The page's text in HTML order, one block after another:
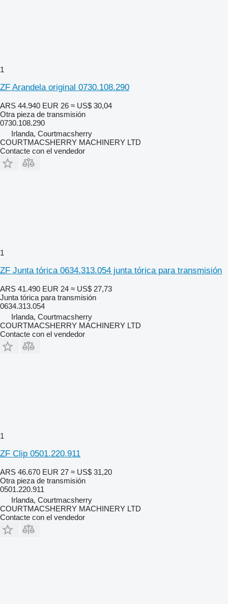
1
ZF Arandela original 0730.108.290
ARS 44.940 EUR 26 ≈ US$ 30,04
Otra pieza de transmisión
0730.108.290
Irlanda, Courtmacsherry
COURTMACSHERRY MACHINERY LTD
Contacte con el vendedor
1
ZF Junta tórica 0634.313.054 junta tórica para transmisión
ARS 41.490 EUR 24 ≈ US$ 27,73
Junta tórica para transmisión
0634.313.054
Irlanda, Courtmacsherry
COURTMACSHERRY MACHINERY LTD
Contacte con el vendedor
1
ZF Clip 0501.220.911
ARS 46.670 EUR 27 ≈ US$ 31,20
Otra pieza de transmisión
0501.220.911
Irlanda, Courtmacsherry
COURTMACSHERRY MACHINERY LTD
Contacte con el vendedor